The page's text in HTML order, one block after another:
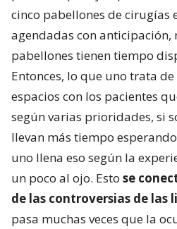
cinco pabellones de cirugías
agendadas con anticipación,
pabellones tienen tiempo
Entonces, lo que uno trata
espacios con los pacientes
según varias prioridades, si
llevan más tiempo
uno llena eso según la
un poco al ojo. Esto se
de las controversias de las
pasa muchas veces que la